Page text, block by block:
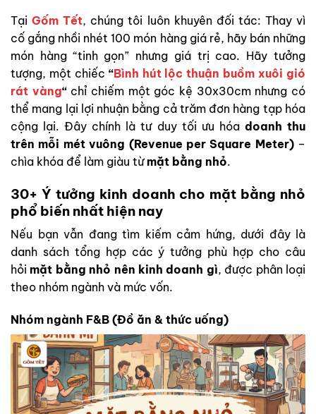
TạiGốm Tết, chúng tôi luôn khuyên đối tác: Thay vì
cố gắng nhồi nhét 100 món hàng giá rẻ, hãy bán những
món hàng “tinh gọn” nhưng giá trị cao. Hãy tưởng
tượng, một chiếc “Bình hút lộc thuận buồm xuôi gió
rát vàng“chỉ chiếm một góc kệ 30x30cm nhưng có
thể mang lại lợi nhuận bằng cả trăm đơn hàng tạp hóa
cộng lại. Đây chính là tư duy tối ưu hóa doanh thu
trên mỗi mét vuông (Revenue per Square Meter)–
chìa khóa để làm giàu từ mặt bằng nhỏ.
30+ Ý tưởng kinh doanh cho mặt bằng nhỏ
phổ biến nhất hiện nay
Nếu bạn vẫn đang tìm kiếm cảm hứng, dưới đây là
danh sách tổng hợp các ý tưởng phù hợp cho câu
hỏi mặt bằng nhỏ nên kinh doanh gì, được phân loại
theo nhóm ngành và mức vốn.
Nhóm ngành F&B (Đồ ăn & thức uống)